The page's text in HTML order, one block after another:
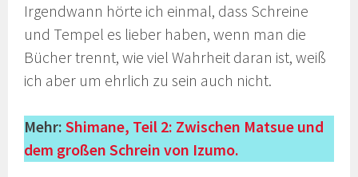
Irgendwann hörte ich einmal, dass Schreine
und Tempel es lieber haben, wenn man die
Bücher trennt, wie viel Wahrheit daran ist, weiß
ich aber um ehrlich zu sein auch nicht.
Mehr:Shimane, Teil 2: Zwischen Matsue und
dem großen Schrein von Izumo.